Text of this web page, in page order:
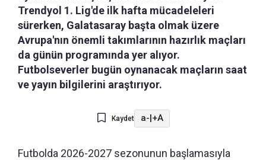
Trendyol 1. Lig'de ilk hafta mücadeleleri
sürerken, Galatasaray başta olmak üzere
Avrupa'nın önemli takımlarının hazırlık maçları
da günün programında yer alıyor.
Futbolseverler bugün oynanacak maçların saat
ve yayın bilgilerini araştırıyor.
Kaydet a- +A
Futbolda 2026-2027 sezonunun başlamasıyla